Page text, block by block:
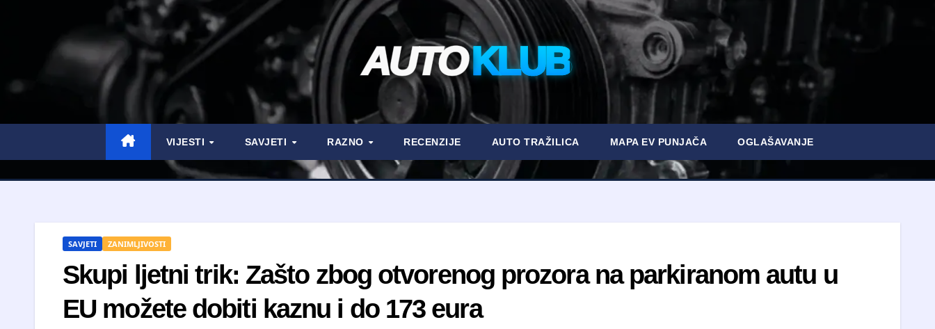
AUTOKLUB
VIJESTI SAVJETI RAZNO RECENZIJE AUTO TRAŽILICA MAPA EV PUNJAČA OGLAŠAVANJE
SAVJETI ZANIMLJIVOSTI
Skupi ljetni trik: Zašto zbog otvorenog prozora na parkiranom autu u
EU možete dobiti kaznu i do 173 eura